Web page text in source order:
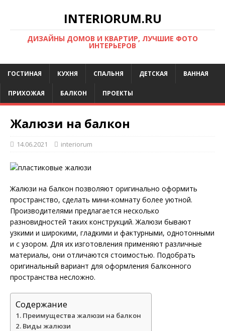
INTERIORUM.RU
ДИЗАЙНЫ ДОМОВ И КВАРТИР, ЛУЧШИЕ ФОТО
ИНТЕРЬЕРОВ
ГОСТИНАЯ КУХНЯ СПАЛЬНЯ ДЕТСКАЯ ВАННАЯ
ПРИХОЖАЯ БАЛКОН ПРОЕКТЫ
Жалюзи на балкон
14.06.2021 interiorum
Жалюзи на балкон позволяют оригинально оформить
пространство, сделать мини-комнату более уютной.
Производителями предлагается несколько
разновидностей таких конструкций. Жалюзи бывают
узкими и широкими, гладкими и фактурными, однотонными
и с узором. Для их изготовления применяют различные
материалы, они отличаются стоимостью. Подобрать
оригинальный вариант для оформления балконного
пространства несложно.
Содержание
Преимущества жалюзи на балкон
Виды жалюзи